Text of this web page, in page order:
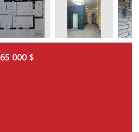
65 000 $